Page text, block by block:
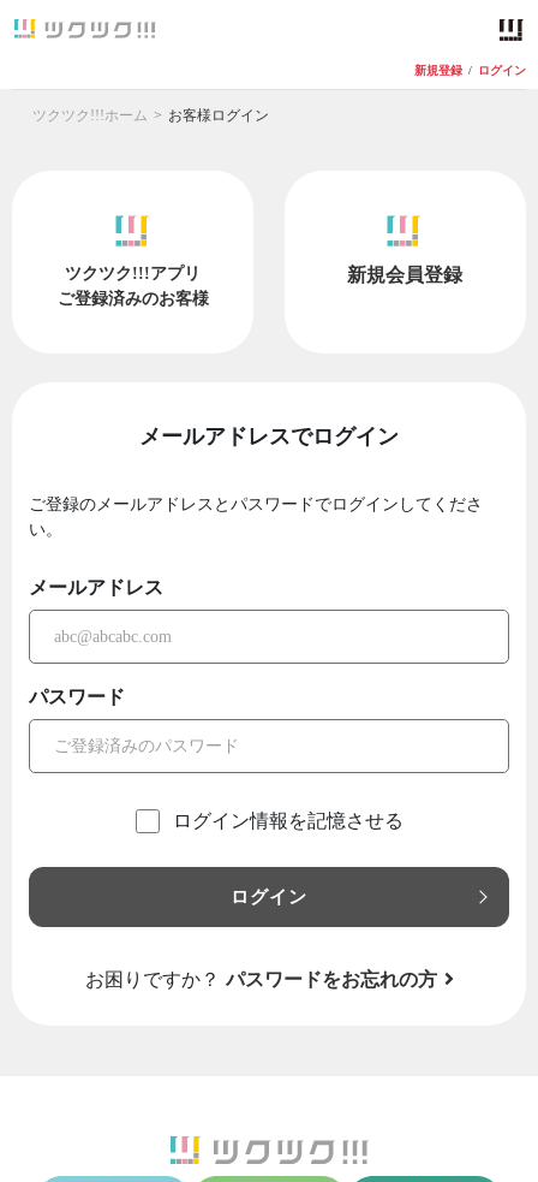
新規登録 / ログイン
ツクツク!!!ホーム お客様ログイン
ツクツク!!!アプリ
ご登録済みのお客様
新規会員登録
メールアドレスでログイン
ご登録のメールアドレスとパスワードでログインしてくださ
い。
メールアドレス
パスワード
ログイン情報を記憶させる
ログイン
お困りですか？ パスワードをお忘れの方